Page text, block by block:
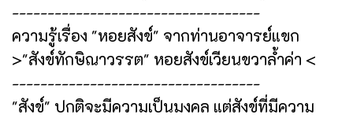
-----------------------------------
ความรู้เรื่อง "หอยสังข์" จากท่านอาจารย์แขก
>"สังข์ทักษิณาวรรต" หอยสังข์เวียนขวาล้ำค่า <
-----------------------------------
"สังข์" ปกติจะมีความเป็นมงคล แต่สังข์ที่มีความ